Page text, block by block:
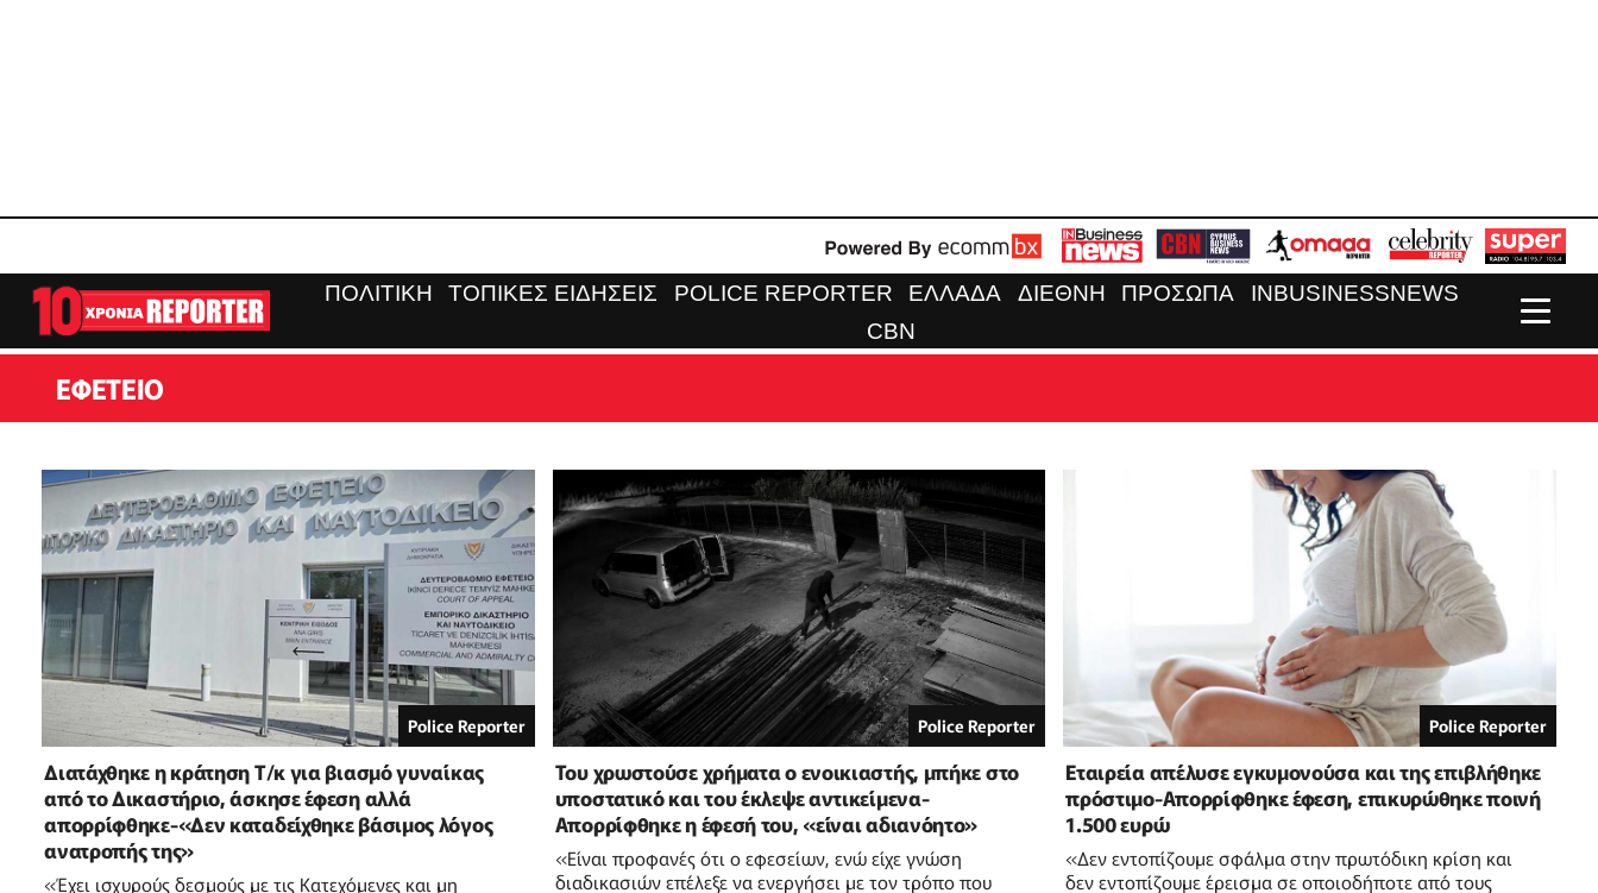
ΠΟΛΙΤΙΚΗ ΤΟΠΙΚΕΣ ΕΙΔΗΣΕΙΣ POLICE REPORTER ΕΛΛΑΔΑ ΔΙΕΘΝΗ ΠΡΟΣΩΠΑ
INBUSINESSNEWS
CBN
ΕΦΕΤΕΊΟ
Police Reporter
Διατάχθηκε η κράτηση Τ/κ για βιασμό γυναίκας
από το Δικαστήριο, άσκησε έφεση αλλά
απορρίφθηκε-«Δεν καταδείχθηκε βάσιμος λόγος
ανατροπής της»
«Έχει ισχυρούς δεσμούς με τις Κατεχόμενες και μη
Police Reporter
Του χρωστούσε χρήματα ο ενοικιαστής, μπήκε στο
υποστατικό και του έκλεψε αντικείμενα-
Απορρίφθηκε η έφεσή του, «είναι αδιανόητο»
«Είναι προφανές ότι ο εφεσείων, ενώ είχε γνώση
διαδικασιών επέλεξε να ενεργήσει με τον τρόπο που
Police Reporter
Εταιρεία απέλυσε εγκυμονούσα και της επιβλήθηκε
πρόστιμο-Απορρίφθηκε έφεση, επικυρώθηκε ποινή
1.500 ευρώ
«Δεν εντοπίζουμε σφάλμα στην πρωτόδικη κρίση και
δεν εντοπίζουμε έρεισμα σε οποιοδήποτε από τους